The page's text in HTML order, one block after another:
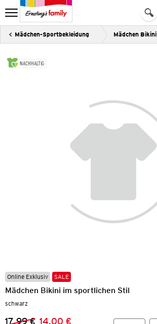
Mädchen-Sportbekleidung Mädchen Bikini
NACHHALTIG
Online Exklusiv SALE
Mädchen Bikini im sportlichen Stil
schwarz
17,99 € 14,00 €